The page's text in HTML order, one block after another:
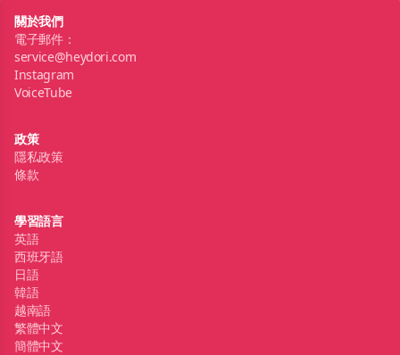
關於我們
電子郵件：
service@heydori.com
Instagram
VoiceTube
政策
隱私政策
條款
學習語言
英語
西班牙語
日語
韓語
越南語
繁體中文
簡體中文